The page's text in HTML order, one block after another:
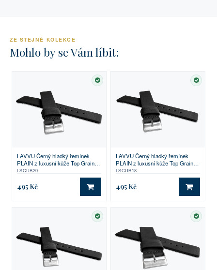
ZE STEJNÉ KOLEKCE
Mohlo by se Vám líbit:
SKLADEM
LAVVU Černý hladký řemínek
PLAIN z luxusní kůže Top Grain -
20
LSCUB20
495 Kč DO KOŠÍKU
LAVVU Černý hladký řemínek
PLAIN z luxusní kůže Top Grain -
18
LSCUB18
495 Kč DO
SKLADEM